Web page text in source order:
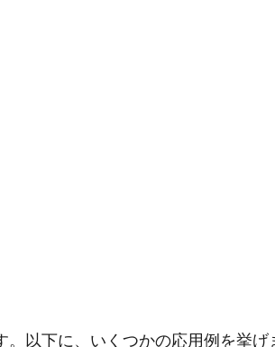
以下に、いくつかの応用例を挙げ